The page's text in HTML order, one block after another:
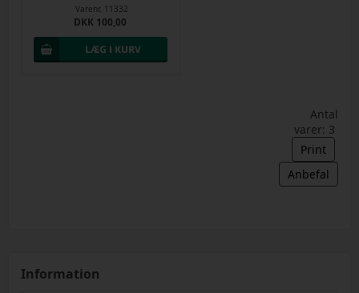
Varenr. 11332
DKK 100,00
Antal
varer: 3
Print
Anbefal
Information